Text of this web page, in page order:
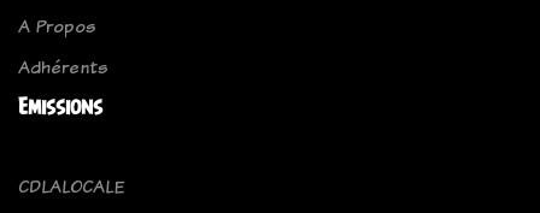
A Propos
Adhérents
Emissions
CDLALOCALE